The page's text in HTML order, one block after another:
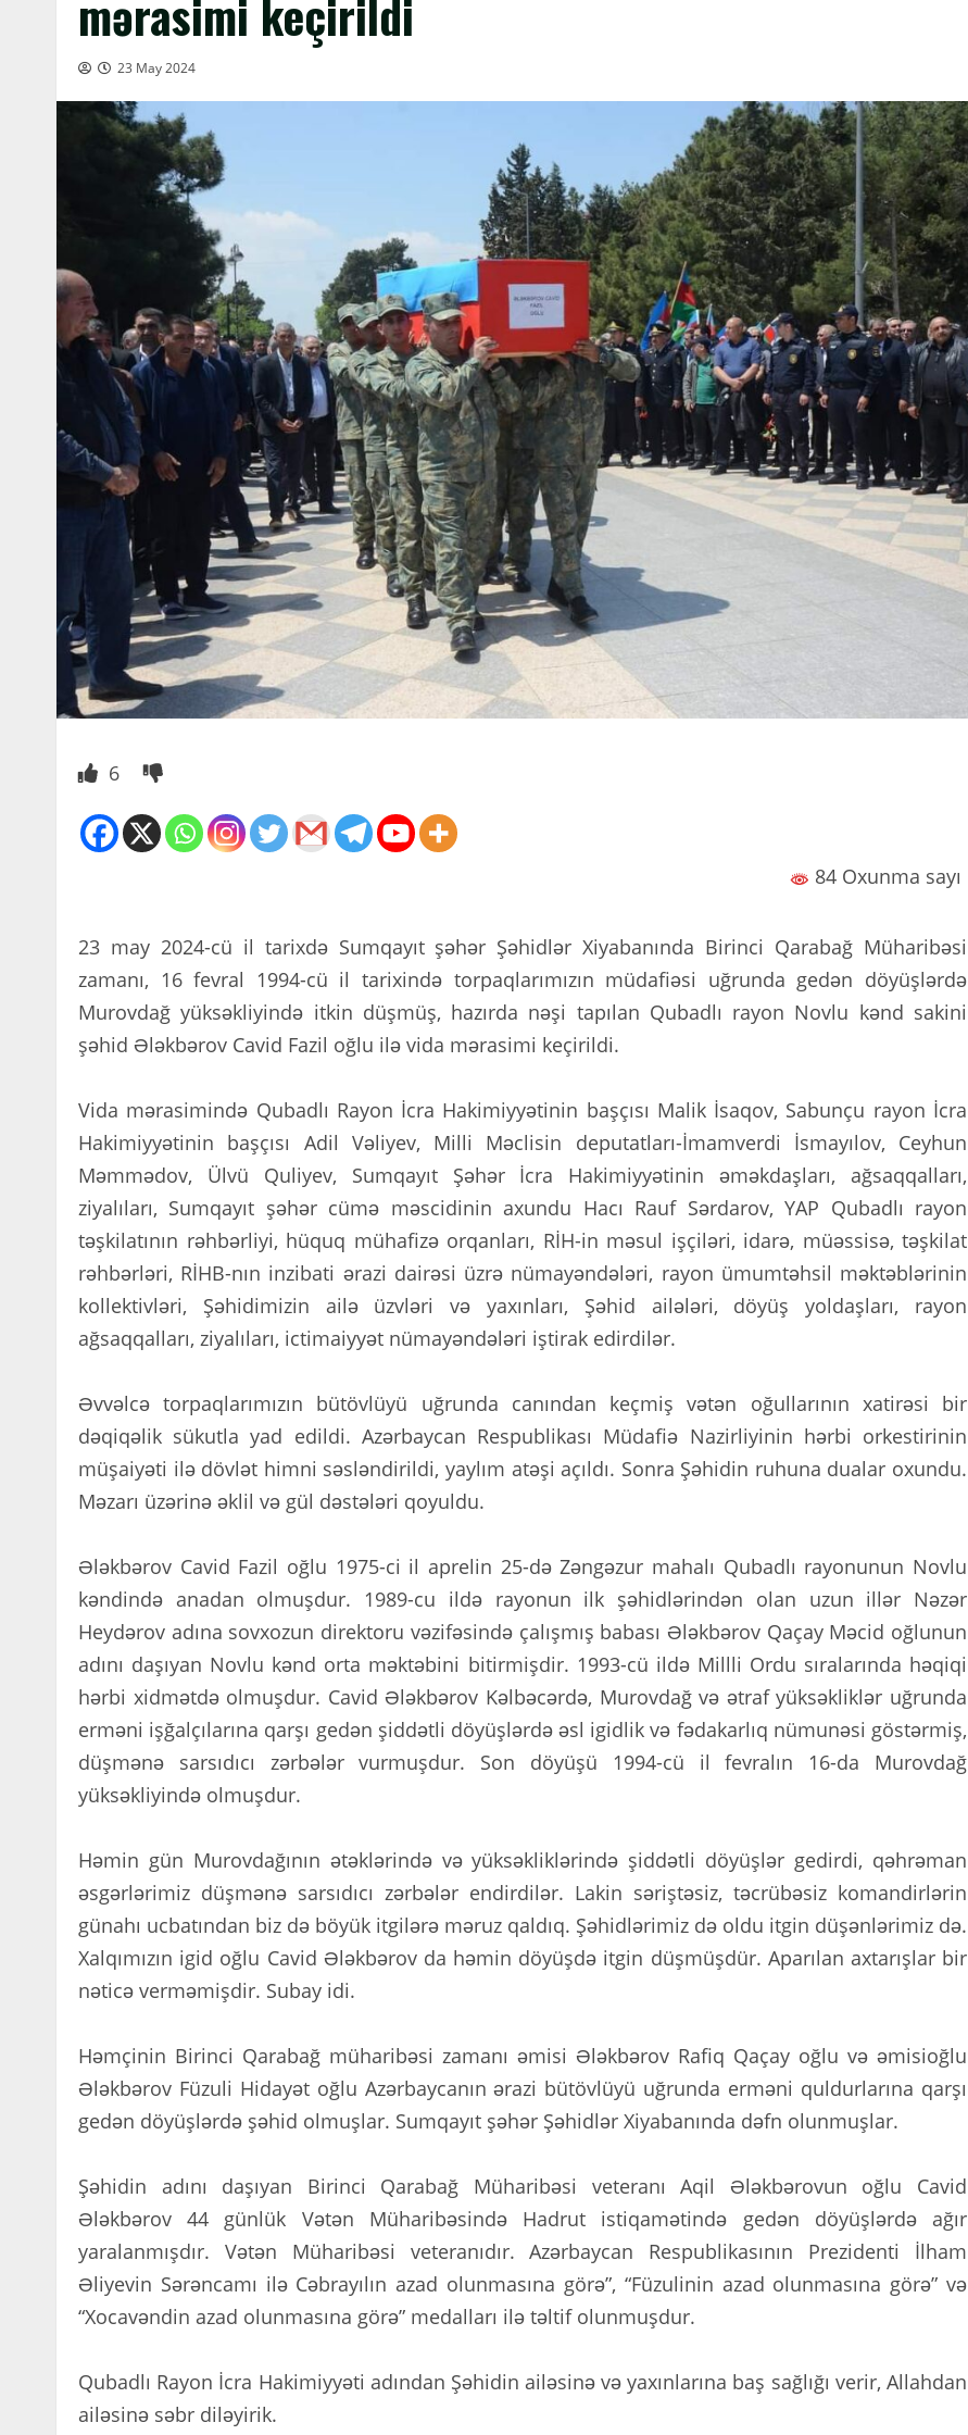
mərasimi keçirildi
23 May 2024
6
84 Oxunma sayı
23 may 2024-cü il tarixdə Sumqayıt şəhər Şəhidlər Xiyabanında Birinci Qarabağ Müharibəsi
zamanı, 16 fevral 1994-cü il tarixində torpaqlarımızın müdafiəsi uğrunda gedən döyüşlərdə
Murovdağ yüksəkliyində itkin düşmüş, hazırda nəşi tapılan Qubadlı rayon Novlu kənd sakini
şəhid Ələkbərov Cavid Fazil oğlu ilə vida mərasimi keçirildi.
Vida mərasimində Qubadlı Rayon İcra Hakimiyyətinin başçısı Malik İsaqov, Sabunçu rayon İcra
Hakimiyyətinin başçısı Adil Vəliyev, Milli Məclisin deputatları-İmamverdi İsmayılov, Ceyhun
Məmmədov, Ülvü Quliyev, Sumqayıt Şəhər İcra Hakimiyyətinin əməkdaşları, ağsaqqalları,
ziyalıları, Sumqayıt şəhər cümə məscidinin axundu Hacı Rauf Sərdarov, YAP Qubadlı rayon
təşkilatının rəhbərliyi, hüquq mühafizə orqanları, RİH-in məsul işçiləri, idarə, müəssisə, təşkilat
rəhbərləri, RİHB-nın inzibati ərazi dairəsi üzrə nümayəndələri, rayon ümumtəhsil məktəblərinin
kollektivləri, Şəhidimizin ailə üzvləri və yaxınları, Şəhid ailələri, döyüş yoldaşları, rayon
ağsaqqalları, ziyalıları, ictimaiyyət nümayəndələri iştirak edirdilər.
Əvvəlcə torpaqlarımızın bütövlüyü uğrunda canından keçmiş vətən oğullarının xatirəsi bir
dəqiqəlik sükutla yad edildi. Azərbaycan Respublikası Müdafiə Nazirliyinin hərbi orkestirinin
müşaiyəti ilə dövlət himni səsləndirildi, yaylım atəşi açıldı. Sonra Şəhidin ruhuna dualar oxundu.
Məzarı üzərinə əklil və gül dəstələri qoyuldu.
Ələkbərov Cavid Fazil oğlu 1975-ci il aprelin 25-də Zəngəzur mahalı Qubadlı rayonunun Novlu
kəndində anadan olmuşdur. 1989-cu ildə rayonun ilk şəhidlərindən olan uzun illər Nəzər
Heydərov adına sovxozun direktoru vəzifəsində çalışmış babası Ələkbərov Qaçay Məcid oğlunun
adını daşıyan Novlu kənd orta məktəbini bitirmişdir. 1993-cü ildə Millli Ordu sıralarında həqiqi
hərbi xidmətdə olmuşdur. Cavid Ələkbərov Kəlbəcərdə, Murovdağ və ətraf yüksəkliklər uğrunda
erməni işğalçılarına qarşı gedən şiddətli döyüşlərdə əsl igidlik və fədakarlıq nümunəsi göstərmiş,
düşmənə sarsıdıcı zərbələr vurmuşdur. Son döyüşü 1994-cü il fevralın 16-da Murovdağ
yüksəkliyində olmuşdur.
Həmin gün Murovdağının ətəklərində və yüksəkliklərində şiddətli döyüşlər gedirdi, qəhrəman
əsgərlərimiz düşmənə sarsıdıcı zərbələr endirdilər. Lakin səriştəsiz, təcrübəsiz komandirlərin
günahı ucbatından biz də böyük itgilərə məruz qaldıq. Şəhidlərimiz də oldu itgin düşənlərimiz də.
Xalqımızın igid oğlu Cavid Ələkbərov da həmin döyüşdə itgin düşmüşdür. Aparılan axtarışlar bir
nəticə verməmişdir. Subay idi.
Həmçinin Birinci Qarabağ müharibəsi zamanı əmisi Ələkbərov Rafiq Qaçay oğlu və əmisioğlu
Ələkbərov Füzuli Hidayət oğlu Azərbaycanın ərazi bütövlüyü uğrunda erməni quldurlarına qarşı
gedən döyüşlərdə şəhid olmuşlar. Sumqayıt şəhər Şəhidlər Xiyabanında dəfn olunmuşlar.
Şəhidin adını daşıyan Birinci Qarabağ Müharibəsi veteranı Aqil Ələkbərovun oğlu Cavid
Ələkbərov 44 günlük Vətən Müharibəsində Hadrut istiqamətində gedən döyüşlərdə ağır
yaralanmışdır. Vətən Müharibəsi veteranıdır. Azərbaycan Respublikasının Prezidenti İlham
Əliyevin Sərəncamı ilə Cəbrayılın azad olunmasına görə”, “Füzulinin azad olunmasına görə” və
“Xocavəndin azad olunmasına görə” medalları ilə təltif olunmuşdur.
Qubadlı Rayon İcra Hakimiyyəti adından Şəhidin ailəsinə və yaxınlarına baş sağlığı verir, Allahdan
ailəsinə səbr diləyirik.